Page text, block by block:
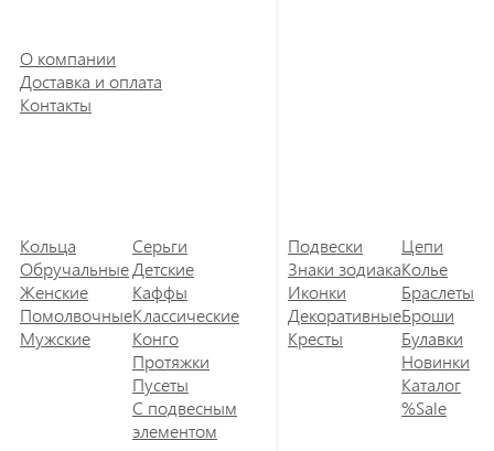
О компании
Доставка и оплата
Контакты
Кольца
Обручальные
Женские
Помолвочные
Мужские
Серьги
Детские
Каффы
Классические
Конго
Протяжки
Пусеты
С подвесным
элементом
Подвески
Знаки зодиака
Иконки
Декоративные
Кресты
Цепи
Колье
Браслеты
Броши
Булавки
Новинки
Каталог
%Sale